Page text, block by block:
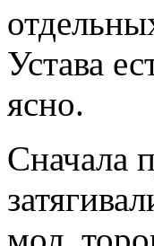
Устава
ясно.
Сначала